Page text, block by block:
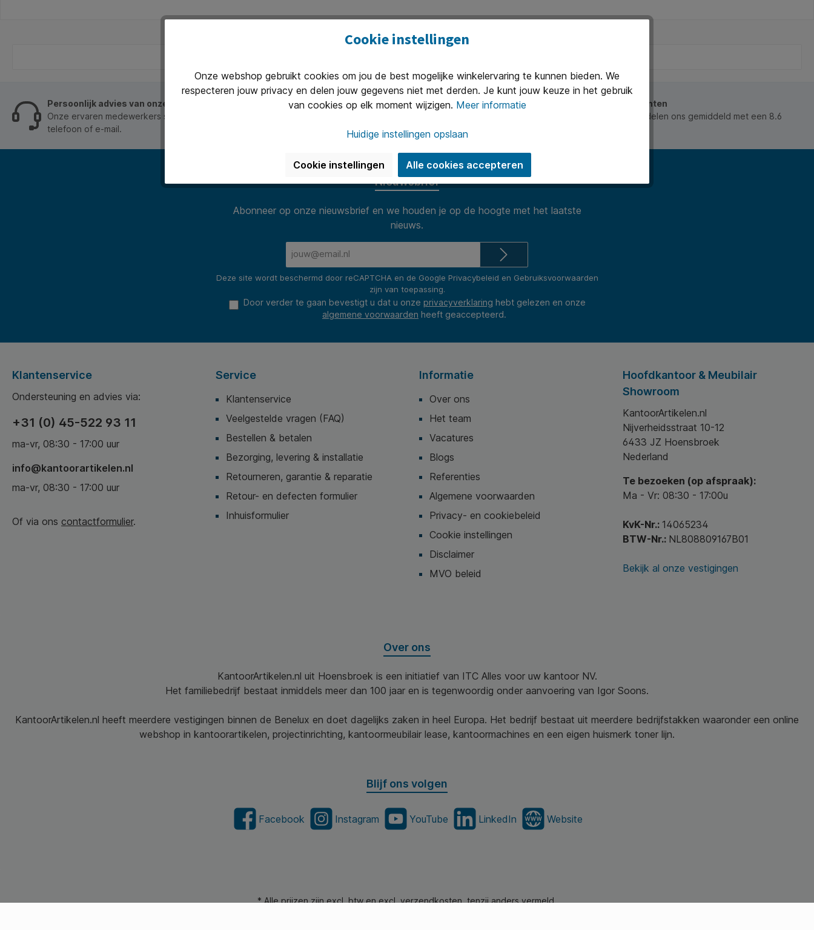
ingrediënten, glutenvrij en vegan. * Gebruiksklaar: op waterbasis en uitstekende hechting. * Afwerking: droogt mat op en is makkelijk uitwasbaar. * Extra: verkrijgbaar in 10
Persoonlijk advies van onze klantenservice
Onze ervaren medewerkers staan je graag op werkdagen van 8.30 tot 17.00 te woord per
telefoon of e-mail.
Uitstekend beoordeeld door onze klanten
Onze klanten waarderen ons en beoordelen ons gemiddeld met een 8.6
Nieuwsbrief
Abonneer op onze nieuwsbrief en we houden je op de hoogte met het laatste
nieuws.
Deze site wordt beschermd door reCAPTCHA en de Google Privacybeleid en Gebruiksvoorwaarden
zijn van toepassing.
Door verder te gaan bevestigt u dat u onze privacyverklaring hebt gelezen en onze
algemene voorwaarden heeft geaccepteerd.
Klantenservice
Ondersteuning en advies via:
+31 (0) 45-522 93 11
ma-vr, 08:30 - 17:00 uur
info@kantoorartikelen.nl
ma-vr, 08:30 - 17:00 uur
Of via ons contactformulier.
Service
Klantenservice
Veelgestelde vragen (FAQ)
Bestellen & betalen
Bezorging, levering & installatie
Retourneren, garantie & reparatie
Retour- en defecten formulier
Inhuisformulier
Informatie
Over ons
Het team
Vacatures
Blogs
Referenties
Algemene voorwaarden
Privacy- en cookiebeleid
Cookie instellingen
Disclaimer
MVO beleid
Hoofdkantoor & Meubilair
Showroom
KantoorArtikelen.nl
Nijverheidsstraat 10-12
6433 JZ Hoensbroek
Nederland
Te bezoeken (op afspraak):
Ma - Vr: 08:30 - 17:00u
KvK-Nr.: 14065234
BTW-Nr.: NL808809167B01
Bekijk al onze vestigingen
Over ons
KantoorArtikelen.nl uit Hoensbroek is een initiatief van ITC Alles voor uw kantoor NV.
Het familiebedrijf bestaat inmiddels meer dan 100 jaar en is tegenwoordig onder aanvoering van Igor Soons.
KantoorArtikelen.nl heeft meerdere vestigingen binnen de Benelux en doet dagelijks zaken in heel Europa. Het bedrijf bestaat uit meerdere bedrijfstakken waaronder een online
webshop in kantoorartikelen, projectinrichting, kantoormeubilair lease, kantoormachines en een eigen huismerk toner lijn.
Blijf ons volgen
Facebook Instagram YouTube LinkedIn Website
* Alle prijzen zijn excl. btw en excl. verzendkosten, tenzij anders vermeld.
Cookie instellingen
Onze webshop gebruikt cookies om jou de best mogelijke winkelervaring te kunnen bieden. We
respecteren jouw privacy en delen jouw gegevens niet met derden. Je kunt jouw keuze in het gebruik
van cookies op elk moment wijzigen. Meer informatie
Huidige instellingen opslaan
Cookie instellingen Alle cookies accepteren